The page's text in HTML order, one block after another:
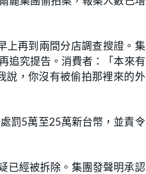
上再到兩間分店調查搜證。集
追究提告。消費者：「本來有
說，你沒有被偷拍那裡來的外
罰5萬至25萬新台幣，並責令
已經被拆除。集團發聲明承認